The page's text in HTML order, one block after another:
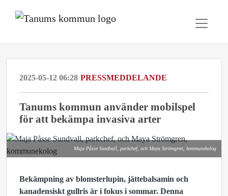
2025-05-12 06:28 PRESSMEDDELANDE
Tanums kommun använder mobilspel
för att bekämpa invasiva arter
Maja Påsse Sundvall, parkchef, och Maya Strömgren, kommunekolog
Bekämpning av blomsterlupin, jättebalsamin och
kanadensiskt gullris är i fokus i sommar. Denna